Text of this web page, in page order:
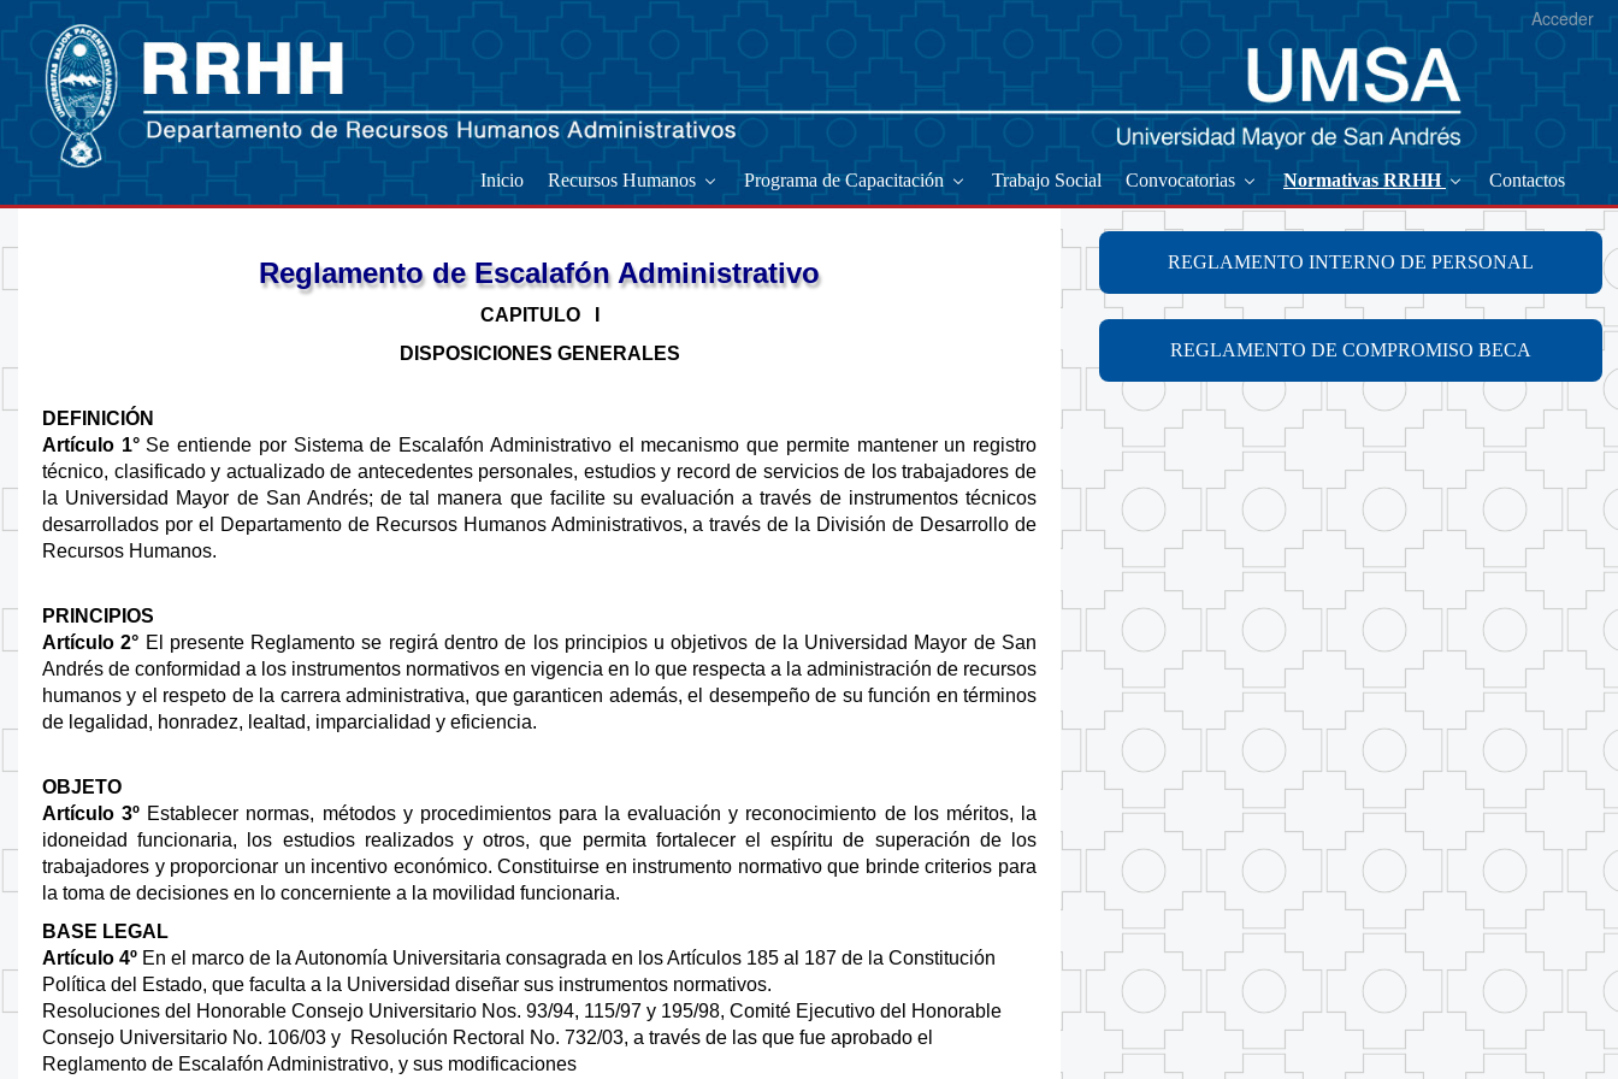
Acceder
Inicio Recursos Humanos Programa de Capacitación Trabajo Social Convocatorias Normativas RRHH Contactos
Reglamento de Escalafón Administrativo
CAPITULO I
DISPOSICIONES GENERALES
DEFINICIÓN
Artículo 1°Se entiende por Sistema de Escalafón Administrativo el mecanismo que permite mantener un registro
técnico, clasificado y actualizado de antecedentes personales, estudios y record de servicios de los trabajadores de
la Universidad Mayor de San Andrés; de tal manera que facilite su evaluación a través de instrumentos técnicos
desarrollados por el Departamento de Recursos Humanos Administrativos, a través de la División de Desarrollo de
Recursos Humanos.
PRINCIPIOS
Artículo 2° El presente Reglamento se regirá dentro de los principios u objetivos de la Universidad Mayor de San
Andrés de conformidad a los instrumentos normativos en vigencia en lo que respecta a la administración de recursos
humanos y el respeto de la carrera administrativa, que garanticen además, el desempeño de su función en términos
de legalidad, honradez, lealtad, imparcialidad y eficiencia.
OBJETO
Artículo 3º Establecer normas, métodos y procedimientos para la evaluación y reconocimiento de los méritos, la
idoneidad funcionaria, los estudios realizados y otros, que permita fortalecer el espíritu de superación de los
trabajadores y proporcionar un incentivo económico. Constituirse en instrumento normativo que brinde criterios para
la toma de decisiones en lo concerniente a la movilidad funcionaria.
BASE LEGAL
Artículo 4º En el marco de la Autonomía Universitaria consagrada en los Artículos 185 al 187 de la Constitución
Política del Estado, que faculta a la Universidad diseñar sus instrumentos normativos.
Resoluciones del Honorable Consejo Universitario Nos. 93/94, 115/97 y 195/98, Comité Ejecutivo del Honorable
Consejo Universitario No. 106/03 y Resolución Rectoral No. 732/03, a través de las que fue aprobado el
Reglamento de Escalafón Administrativo, y sus modificaciones
REGLAMENTO INTERNO DE PERSONAL
REGLAMENTO DE COMPROMISO BECA